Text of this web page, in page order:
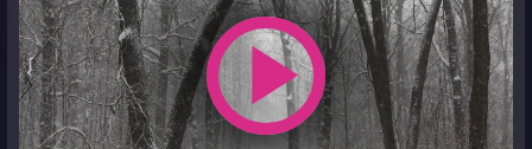
play_arrow